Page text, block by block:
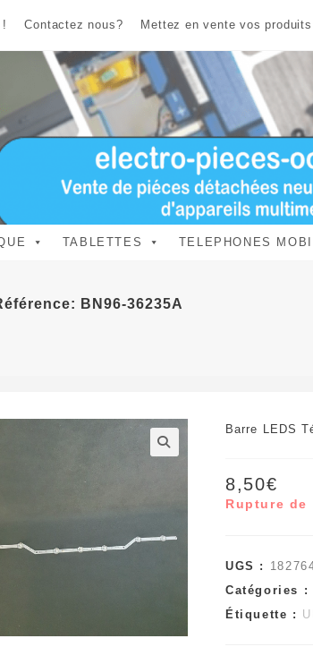
Contactez nous? Mettez en vente vos
TABLETTES TELEPHONES
BN96-36235A
Barre LEDS
8,50€
Rupture de
UGS :
Catégories :
Étiquette :